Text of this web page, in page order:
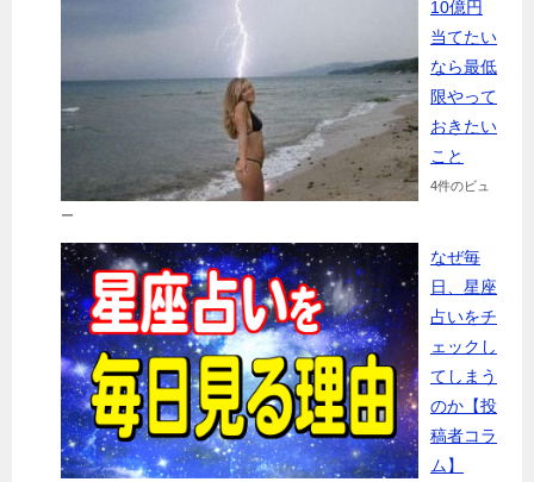
10億円
当てたい
なら最低
限やって
おきたい
こと
4件のビュ
ー
なぜ毎
日、星座
占いをチ
ェックし
てしまう
のか【投
稿者コラ
ム】